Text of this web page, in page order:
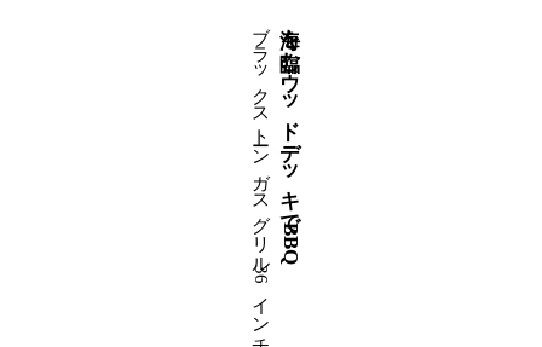
海を臨むウッドデッキでBBQ
ブラックストーン ガスグリル36インチ